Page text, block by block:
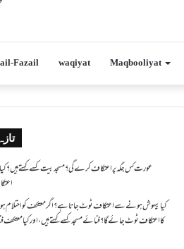
Fazail waqiyat Maqbooliyat
عورت کس جگہ پر اعتکاف کرے گی؟مسجد بیت کسے کہتے ہیں؟کیا
کیا بیہوش ہونے سے اعتکاف ٹوٹ جاتا ہے؟ اگر معتکف کو احتلام
کا اعتکاف ٹوٹ جائے گا؟فنائے مسجد کسے کہتے ہیں ، اور کیا معتکف